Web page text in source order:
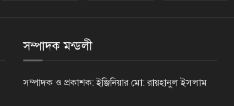
সম্পাদক মন্ডলী
সম্পাদক ও প্রকাশক: ইঞ্জিনিয়ার মো: রায়হানুল ইসলাম